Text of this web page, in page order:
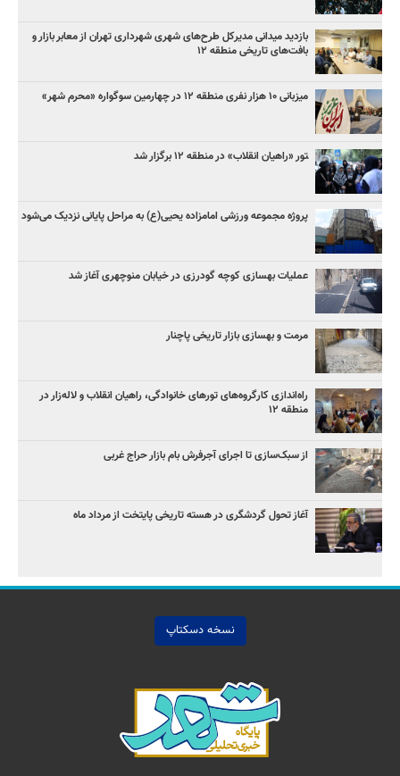
بازدید میدانی مدیرکل طرح‌های شهری شهرداری تهران از معابر بازار و
بافت‌های تاریخی منطقه ۱۲
میزبانی ۱۰ هزار نفری منطقه ۱۲ در چهارمین سوگواره «محرم شهر»
‍تور «راهیان انقلاب» در منطقه ۱۲ برگزار شد
پروژه مجموعه ورزشی امامزاده یحیی(ع) به مراحل پایانی نزدیک می‌شود
عملیات بهسازی کوچه گودرزی در خیابان منوچهری آغاز شد
مرمت و بهسازی بازار تاریخی پاچنار
راه‌اندازی کارگروه‌های تورهای خانوادگی، راهیان انقلاب و لاله‌زار در
منطقه ۱۲
از سبک‌سازی تا اجرای آجرفرش بام بازار حراج غربی
آغاز تحول گردشگری در هسته تاریخی پایتخت از مرداد ماه
نسخه دسکتاپ